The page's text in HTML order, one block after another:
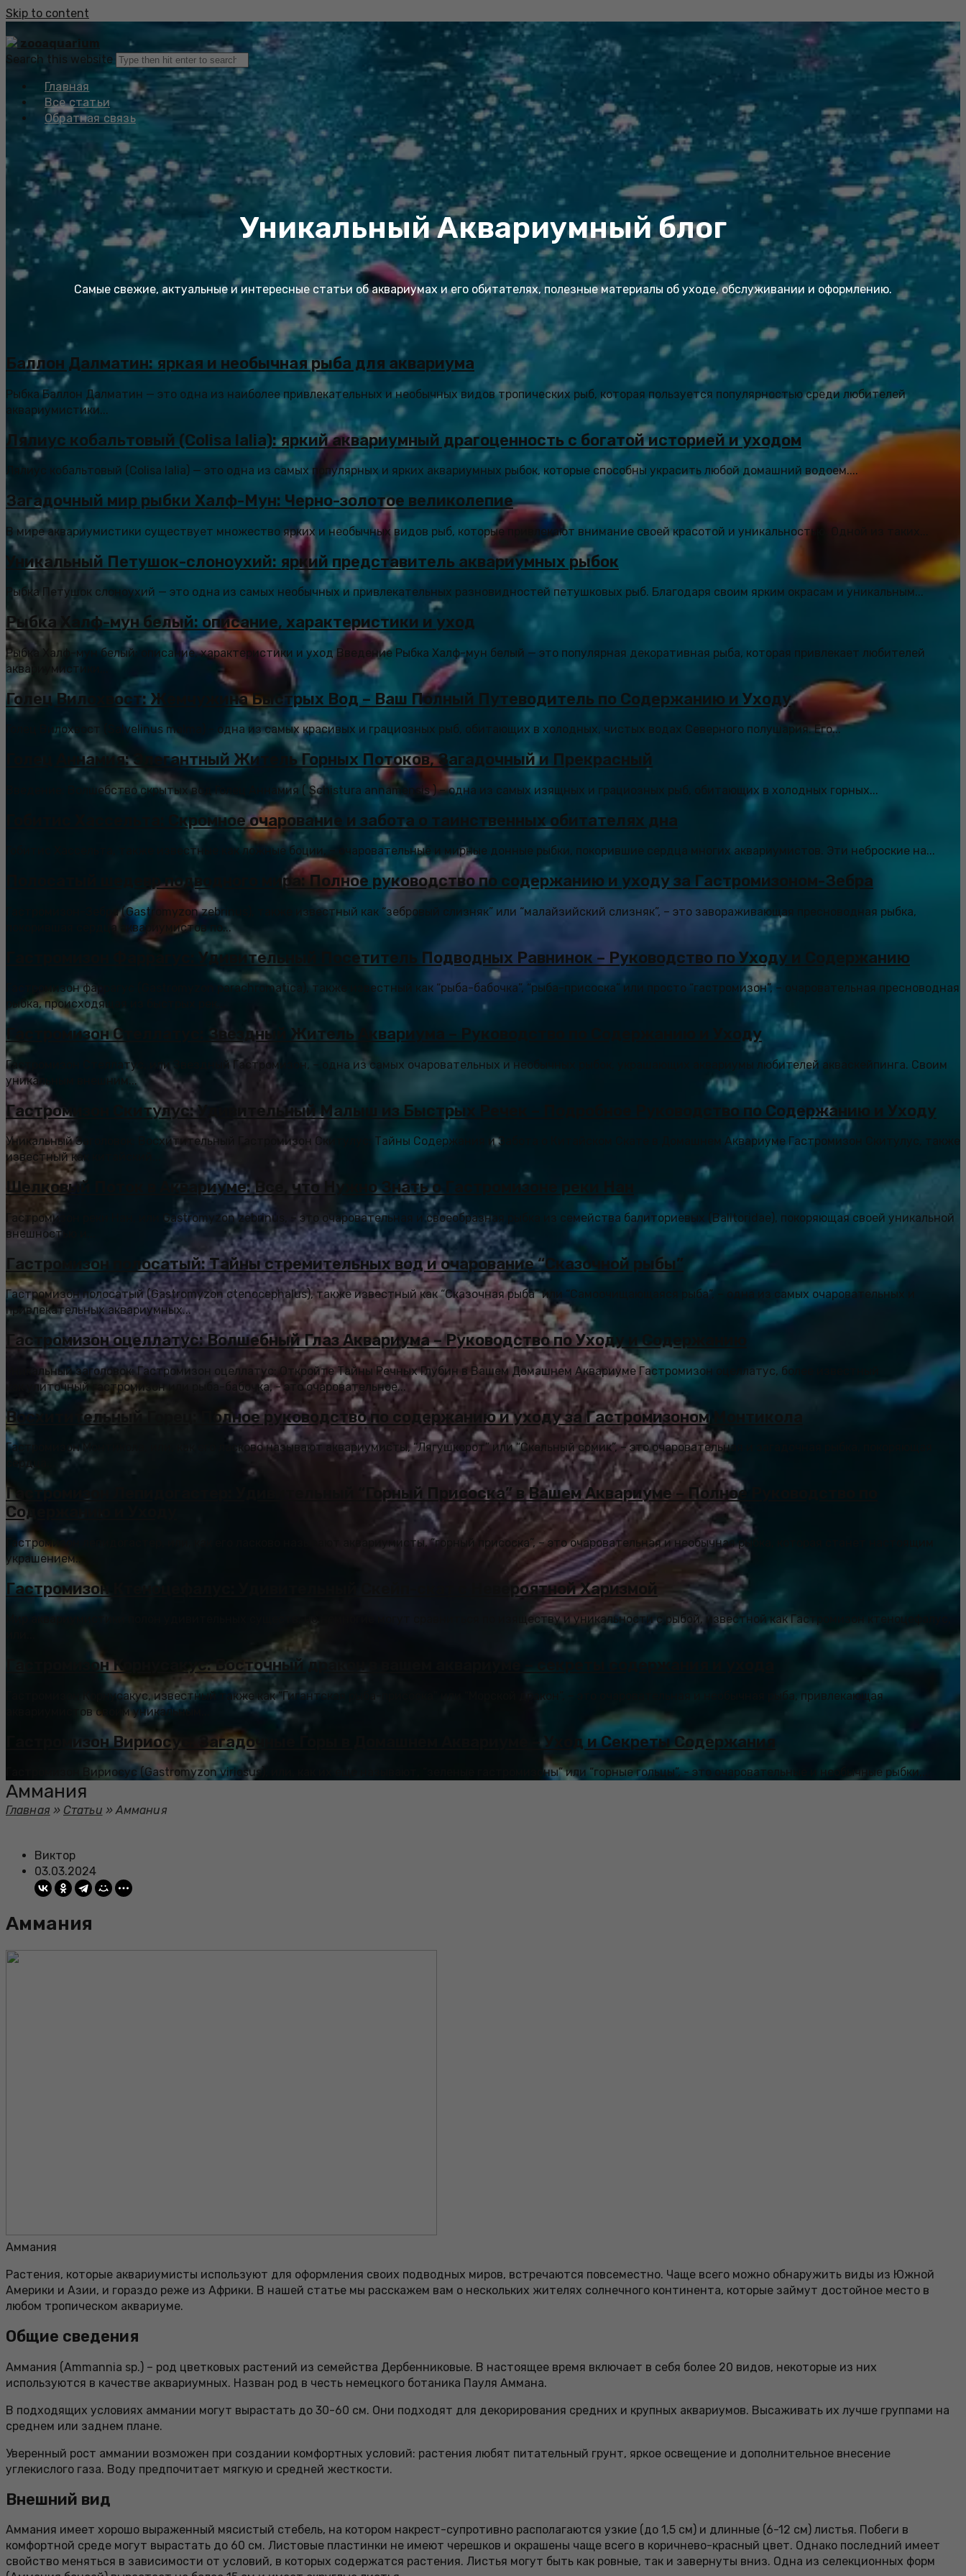
Skip to content
zooaquarium
Search this website
Главная
Все статьи
Обратная связь
Уникальный Аквариумный блог
Самые свежие, актуальные и интересные статьи об аквариумах и его обитателях, полезные материалы об уходе, обслуживании и оформлению.
Баллон Далматин: яркая и необычная рыба для аквариума
Рыбка Баллон Далматин — это одна из наиболее привлекательных и необычных видов тропических рыб, которая пользуется популярностью среди любителей
аквариумистики...
Лялиус кобальтовый (Colisa lalia): яркий аквариумный драгоценность с богатой историей и уходом
Лялиус кобальтовый (Colisa lalia) — это одна из самых популярных и ярких аквариумных рыбок, которые способны украсить любой домашний водоем....
Загадочный мир рыбки Халф-Мун: Черно-золотое великолепие
В мире аквариумистики существует множество ярких и необычных видов рыб, которые привлекают внимание своей красотой и уникальностью. Одной из таких...
Уникальный Петушок-слоноухий: яркий представитель аквариумных рыбок
Рыбка Петушок слоноухий — это одна из самых необычных и привлекательных разновидностей петушковых рыб. Благодаря своим ярким окрасам и уникальным...
Рыбка Халф-мун белый: описание, характеристики и уход
Рыбка Халф-мун белый: описание, характеристики и уход Введение Рыбка Халф-мун белый — это популярная декоративная рыба, которая привлекает любителей
аквариумистики...
Голец Вилохвост: Жемчужина Быстрых Вод – Ваш Полный Путеводитель по Содержанию и Уходу
Голец Вилохвост (Salvelinus malma) - одна из самых красивых и грациозных рыб, обитающих в холодных, чистых водах Северного полушария. Его...
Голец Аннамия: Элегантный Житель Горных Потоков, Загадочный и Прекрасный
Введение: Волшебство скрытых вод Голец Аннамия ( Schistura annamensis ) – одна из самых изящных и грациозных рыб, обитающих в холодных горных...
Гобитис Хассельта: Скромное очарование и забота о таинственных обитателях дна
Гобитис Хассельта, также известные как ложные боции, – очаровательные и мирные донные рыбки, покорившие сердца многих аквариумистов. Эти неброские на...
Полосатый шедевр подводного мира: Полное руководство по содержанию и уходу за Гастромизоном-Зебра
Гастромизон-Зебра (Gastromyzon zebrinus), также известный как “зебровый слизняк” или “малайзийский слизняк”, – это завораживающая пресноводная рыбка,
покорившая сердца аквариумистов по...
Гастромизон Фаррагус: Удивительный Посетитель Подводных Равнинок – Руководство по Уходу и Содержанию
Гастромизон фаррагус (Gastromyzon parachromatica), также известный как “рыба-бабочка”, “рыба-присоска” или просто “гастромизон”, – очаровательная пресноводная
рыбка, происходящая из быстрых рек...
Гастромизон Стеллатус: Звездный Житель Аквариума – Руководство по Содержанию и Уходу
Гастромизон Стеллатус, или Звездный Гастромизон, – одна из самых очаровательных и необычных рыбок, украшающих аквариумы любителей акваскейпинга. Своим
уникальным внешним...
Гастромизон Скитулус: Удивительный Малыш из Быстрых Речек – Подробное Руководство по Содержанию и Уходу
Уникальный Заголовок: Восхитительный Гастромизон Скитулус: Тайны Содержания и Забота о Китайском Скате в Домашнем Аквариуме Гастромизон Скитулус, также
известный как китайский...
Шелковый Поток в Аквариуме: Все, что Нужно Знать о Гастромизоне реки Нан
Гастромизон реки Нан, или Gastromyzon zebrinus, – это очаровательная и своеобразная рыбка из семейства балиториевых (Balitoridae), покоряющая своей уникальной
внешностью и...
Гастромизон полосатый: Тайны стремительных вод и очарование “Сказочной рыбы”
Гастромизон полосатый (Gastromyzon ctenocephalus), также известный как “Сказочная рыба” или “Самоочищающаяся рыба”, – одна из самых очаровательных и
привлекательных аквариумных...
Гастромизон оцеллатус: Волшебный Глаз Аквариума – Руководство по Уходу и Содержанию
Уникальный заголовок: Гастромизон оцеллатус: Откройте Тайны Речных Глубин в Вашем Домашнем Аквариуме Гастромизон оцеллатус, более известный
как улиточный гастромизон или рыба-бабочка, - это очаровательное...
Восхитительный Горец: Полное руководство по содержанию и уходу за Гастромизоном Монтикола
Гастромизон Монтикола, или, как его ласково называют аквариумисты, “Лягушкорот” или “Скальный сомик”, – это очаровательная и загадочная рыбка, покоряющая
сердца...
Гастромизон Лепидогастер: Удивительный “Горный Присоска” в Вашем Аквариуме – Полное Руководство по
Содержанию и Уходу
Гастромизон лепидогастер, или, как его ласково называют аквариумисты, “горный присоска”, – это очаровательная и необычная рыбка, которая станет настоящим
украшением...
Гастромизон Ктеноцефалус: Удивительный Скейп-скат с Невероятной Харизмой
Мир аквариумистики полон удивительных существ, но немногие могут сравниться по изяществу и уникальности с рыбой, известной как Гастромизон ктеноцефалус,
Гастромизон Корнусакус: Восточный дракон в вашем аквариуме – секреты содержания и ухода
Гастромизон Корнусакус, известный также как “Гигантская рыба-присоска” или “Морской дракон”, – это очаровательная и необычная рыба, привлекающая
аквариумистов своим уникальным...
Гастромизон Вириосус: Загадочные Горы в Домашнем Аквариуме – Уход и Секреты Содержания
Гастромизон Вириосус (Gastromyzon viriosus), или, как их еще называют, “зеленые гастромизоны” или “горные гольцы”, - это очаровательные и необычные рыбки,...
Аммания
Главная » Статьи »Аммания
Виктор
03.03.2024
Аммания
Аммания
Растения, которые аквариумисты используют для оформления своих подводных миров, встречаются повсеместно. Чаще всего можно обнаружить виды из Южной
Америки и Азии, и гораздо реже из Африки. В нашей статье мы расскажем вам о нескольких жителях солнечного континента, которые займут достойное место в
любом тропическом аквариуме.
Общие сведения
Аммания (Ammannia sp.) – род цветковых растений из семейства Дербенниковые. В настоящее время включает в себя более 20 видов, некоторые из них
используются в качестве аквариумных. Назван род в честь немецкого ботаника Пауля Аммана.
В подходящих условиях аммании могут вырастать до 30-60 см. Они подходят для декорирования средних и крупных аквариумов. Высаживать их лучше группами на
среднем или заднем плане.
Уверенный рост аммании возможен при создании комфортных условий: растения любят питательный грунт, яркое освещение и дополнительное внесение
углекислого газа. Воду предпочитает мягкую и средней жесткости.
Внешний вид
Аммания имеет хорошо выраженный мясистый стебель, на котором накрест-супротивно располагаются узкие (до 1,5 см) и длинные (6-12 см) листья. Побеги в
комфортной среде могут вырастать до 60 см. Листовые пластинки не имеют черешков и окрашены чаще всего в коричнево-красный цвет. Однако последний имеет
свойство меняться в зависимости от условий, в которых содержатся растения. Листья могут быть как ровные, так и завернуты вниз. Одна из селекционных форм